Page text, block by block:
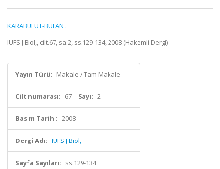
KARABULUT-BULAN .
IUFS J Biol,, cilt.67, sa.2, ss.129-134, 2008 (Hakemli Dergi)
Yayın Türü: Makale / Tam Makale
Cilt numarası: 67 Sayı: 2
Basım Tarihi: 2008
Dergi Adı: IUFS J Biol,
Sayfa Sayıları: ss.129-134